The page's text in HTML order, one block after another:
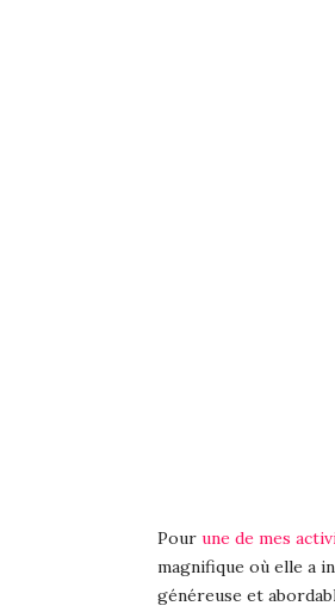
Pour une de mes
magnifique où elle a
généreuse et